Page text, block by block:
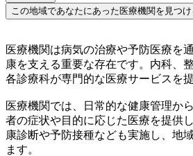
この地域であなたにあった医療機関を見つ
医療機関は病気の治療や予防医療を
康を支える重要な存在です。内科、
各診療科が専門的な医療サービスを
医療機関では、日常的な健康管理か
者の症状や目的に応じた医療を提供
康診断や予防接種なども実施し、地
ます。